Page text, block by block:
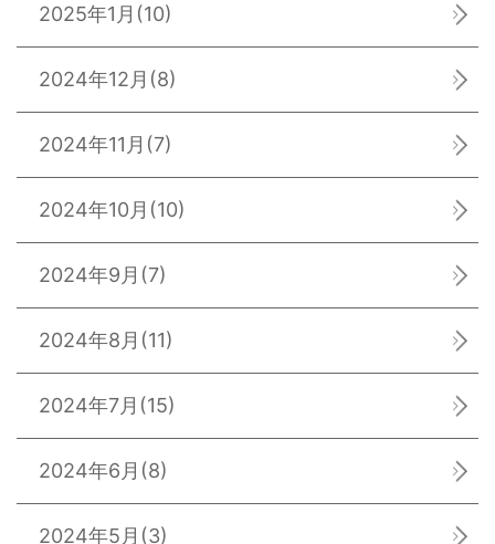
2025年1月 (10)
2024年12月 (8)
2024年11月 (7)
2024年10月 (10)
2024年9月 (7)
2024年8月 (11)
2024年7月 (15)
2024年6月 (8)
2024年5月 (3)